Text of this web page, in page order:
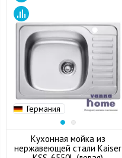
Германия
Кухонная мойка из
нержавеющей стали Kaiser